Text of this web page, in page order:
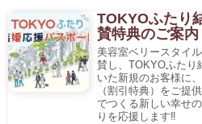
TOKYOふたり
賛特典のご案内
美容室ベリースタイ
賛し、TOKYOふたり
いた新規のお客様に
（割引特典）をご提
でつくる新しい幸せ
りを応援します‼